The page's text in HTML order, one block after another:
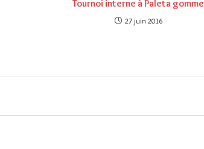
Tournoi interne à Paleta gomme
27 juin 2016